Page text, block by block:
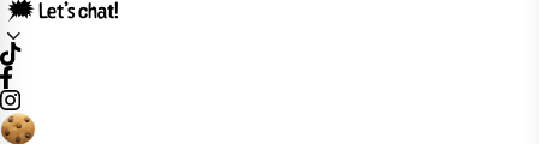
🗯️ Let’s chat!